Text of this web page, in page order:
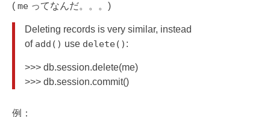
( me ってなんだ。。。)
Deleting records is very similar, instead
of add() use delete() :
>>> db.session.delete(me)
>>> db.session.commit()
例：